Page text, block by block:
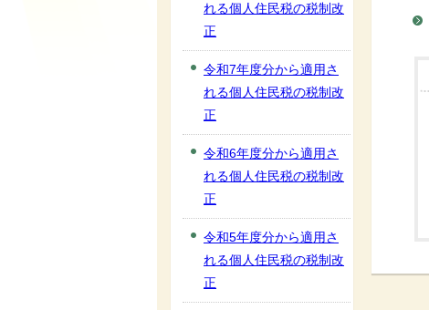
れる個人住民税の税制改
正
令和7年度分から適用さ
れる個人住民税の税制改
正
令和6年度分から適用さ
れる個人住民税の税制改
正
令和5年度分から適用さ
れる個人住民税の税制改
正